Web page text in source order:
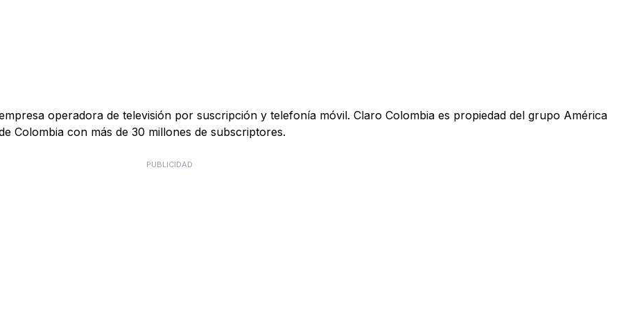
operadora de televisión por suscripción y telefonía móvil. Claro Colombia es propiedad del grupo América
Colombia con más de 30 millones de subscriptores.
PUBLICIDAD